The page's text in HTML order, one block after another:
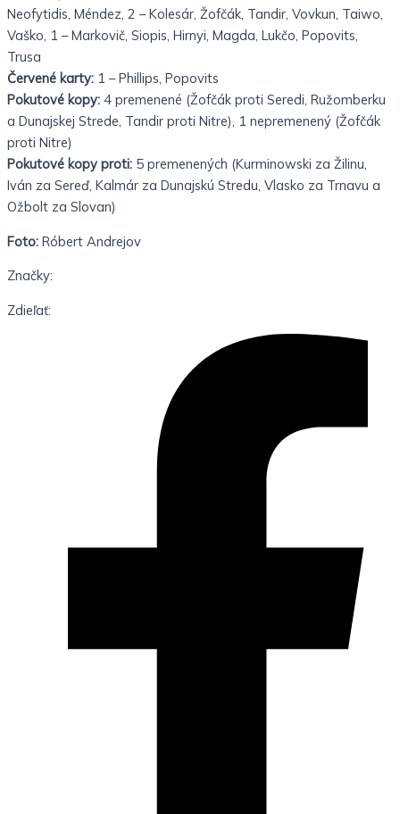
Neofytidis, Méndez, 2 – Kolesár, Žofčák, Tandir, Vovkun, Taiwo,
Vaško, 1 – Markovič, Siopis, Hirnyi, Magda, Lukčo, Popovits,
Trusa
Červené karty: 1 – Phillips, Popovits
Pokutové kopy: 4 premenené (Žofčák proti Seredi, Ružomberku
a Dunajskej Strede, Tandir proti Nitre), 1 nepremenený (Žofčák
proti Nitre)
Pokutové kopy proti: 5 premenených (Kurminowski za Žilinu,
Iván za Sereď, Kalmár za Dunajskú Stredu, Vlasko za Trnavu a
Ožbolt za Slovan)
Foto: Róbert Andrejov
Značky:
Zdieľať: